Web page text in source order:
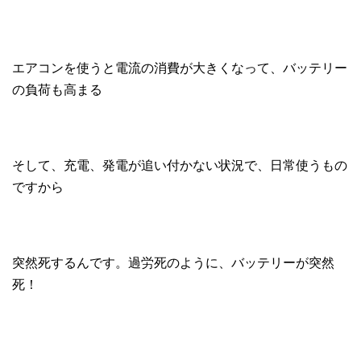
エアコンを使うと電流の消費が大きくなって、バッテリー
の負荷も高まる
そして、充電、発電が追い付かない状況で、日常使うもの
ですから
突然死するんです。過労死のように、バッテリーが突然
死！